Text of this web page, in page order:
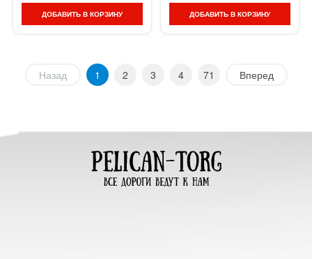
ДОБАВИТЬ В КОРЗИНУ ДОБАВИТЬ В КОРЗИНУ
Назад 1 2 3 4 71 Вперед